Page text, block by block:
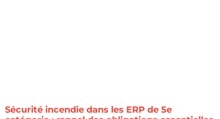
Sécurité incendie dans les ERP de 5e